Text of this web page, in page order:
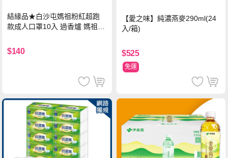
結緣品★白沙屯媽祖粉紅超跑
款成人口罩10入 過香爐 媽祖加
$140
【愛之味】純濃燕麥290ml(24
入/箱)
$525
免運